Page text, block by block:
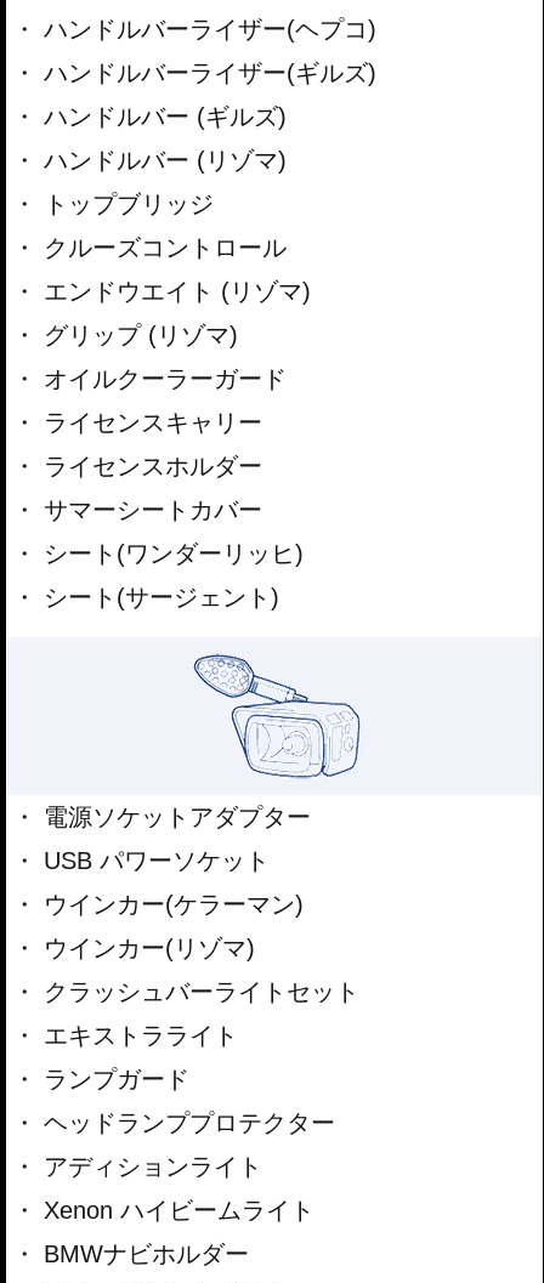
ハンドルバーライザー(ヘプコ)
ハンドルバーライザー(ギルズ)
ハンドルバー (ギルズ)
ハンドルバー (リゾマ)
トップブリッジ
クルーズコントロール
エンドウエイト (リゾマ)
グリップ (リゾマ)
オイルクーラーガード
ライセンスキャリー
ライセンスホルダー
サマーシートカバー
シート(ワンダーリッヒ)
シート(サージェント)
電源ソケットアダプター
USB パワーソケット
ウインカー(ケラーマン)
ウインカー(リゾマ)
クラッシュバーライトセット
エキストラライト
ランプガード
ヘッドランププロテクター
アディションライト
Xenon ハイビームライト
BMWナビホルダー